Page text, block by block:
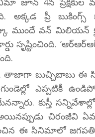
అక్కడ ప్రీ
ముందే వన్ మిలియన్
సృష్టించింది.
తాజాగా బుచ్చిబాబు
ఎప్పటికీ
కుస్తీ
ఈ సినిమాలో జగపతి